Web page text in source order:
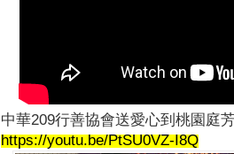
中華209行善協會送愛心到桃園庭
https://youtu.be/PtSU0VZ-I8Q